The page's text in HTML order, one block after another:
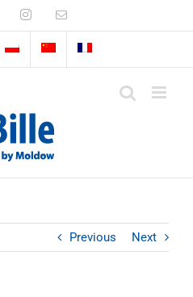
FacebookInstagramEmail
Previous Next